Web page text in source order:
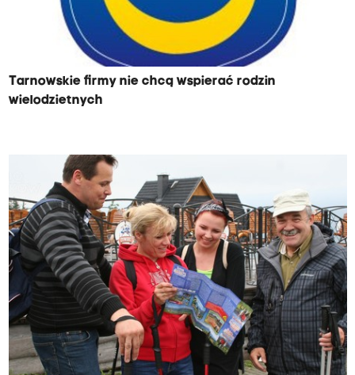
Tarnowskie firmy nie chcą wspierać rodzin
wielodzietnych